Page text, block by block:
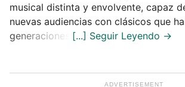
musical distinta y envolvente, capaz
nuevas audiencias con clásicos que
generaciones.